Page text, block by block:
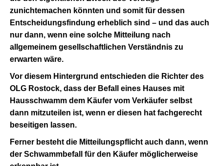
zunichtemachen könnten und somit für dessen
Entscheidungsfindung erheblich sind – und das auch
nur dann, wenn eine solche Mitteilung nach
allgemeinem gesellschaftlichen Verständnis zu
erwarten wäre.
Vor diesem Hintergrund entschieden die Richter des
OLG Rostock, dass der Befall eines Hauses mit
Hausschwamm dem Käufer vom Verkäufer selbst
dann mitzuteilen ist, wenn er diesen hat fachgerecht
beseitigen lassen.
Ferner besteht die Mitteilungspflicht auch dann, wenn
der Schwammbefall für den Käufer möglicherweise